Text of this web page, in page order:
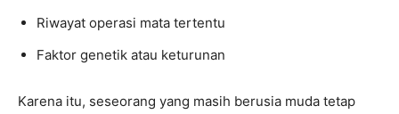
Riwayat operasi mata tertentu
Faktor genetik atau keturunan
Karena itu, seseorang yang masih berusia muda tetap